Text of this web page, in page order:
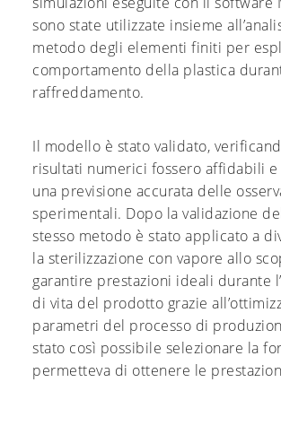
sono state utilizzate insieme
metodo degli elementi finiti per
comportamento della plastica
raffreddamento.
Il modello è stato validato,
risultati numerici fossero affidabili
una previsione accurata delle
sperimentali. Dopo la validazione
stesso metodo è stato applicato a
la sterilizzazione con vapore allo
garantire prestazioni ideali durante
di vita del prodotto grazie
parametri del processo di
stato così possibile selezionare la
permetteva di ottenere le